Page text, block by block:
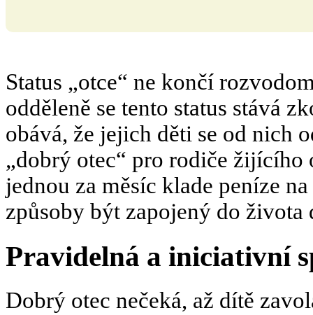
Status „otce“ ne končí
odděleně se tento status stává
obává, že jejich děti se od nich
„dobrý otec“ pro rodiče žijícího
jednou za měsíc klade peníze
způsoby být zapojený do života
Pravidelná a iniciativní
Dobrý otec nečeká, až dítě